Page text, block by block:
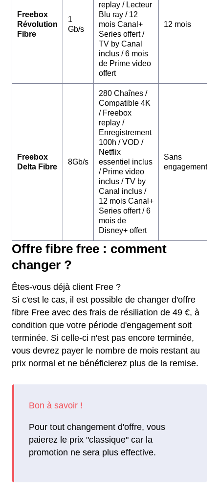
Freebox
Révolution
Fibre
1
Gb/s
replay / Lecteur
Blu ray / 12
mois Canal+
Series offert /
TV by Canal
inclus / 6 mois
de Prime video
offert
12 mois
Freebox
Delta Fibre
8Gb/s
280 Chaînes /
Compatible 4K
/ Freebox
replay /
Enregistrement
100h / VOD /
Netflix
essentiel inclus
/ Prime video
inclus / TV by
Canal inclus /
12 mois Canal+
Series offert / 6
mois de
Disney+ offert
Sans
engagement
Offre fibre free : comment
changer ?
Êtes-vous déjà client Free ?
Si c'est le cas, il est possible de changer d'offre
fibre Free avec des frais de résiliation de 49 €, à
condition que votre période d'engagement soit
terminée. Si celle-ci n'est pas encore terminée,
vous devrez payer le nombre de mois restant au
prix normal et ne bénéficierez plus de la remise.
Pour tout changement d'offre, vous
paierez le prix "classique" car la
promotion ne sera plus effective.